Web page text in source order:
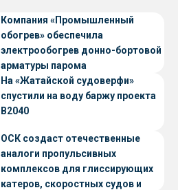
Компания «Промышленный
обогрев» обеспечила
электрообогрев донно-бортовой
арматуры парома
«Петропавловск» проекта CNF22
На «Жатайской судоверфи»
спустили на воду баржу проекта
В2040
ОСК создаст отечественные
аналоги пропульсивных
комплексов для глиссирующих
катеров, скоростных судов и